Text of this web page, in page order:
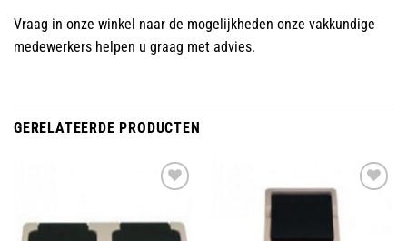
Vraag in onze winkel naar de mogelijkheden onze vakkundige
medewerkers helpen u graag met advies.
GERELATEERDE PRODUCTEN
wenslijst